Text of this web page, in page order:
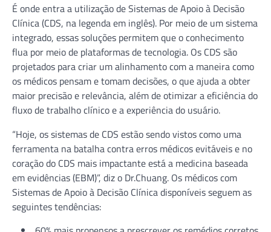
É onde entra a utilização de Sistemas de Apoio à Decisão
Clínica (CDS, na legenda em inglês). Por meio de um sistema
integrado, essas soluções permitem que o conhecimento
flua por meio de plataformas de tecnologia. Os CDS são
projetados para criar um alinhamento com a maneira como
os médicos pensam e tomam decisões, o que ajuda a obter
maior precisão e relevância, além de otimizar a eficiência do
fluxo de trabalho clínico e a experiência do usuário.
“Hoje, os sistemas de CDS estão sendo vistos como uma
ferramenta na batalha contra erros médicos evitáveis e no
coração do CDS mais impactante está a medicina baseada
em evidências (EBM)”, diz o Dr.Chuang. Os médicos com
Sistemas de Apoio à Decisão Clínica disponíveis seguem as
seguintes tendências: